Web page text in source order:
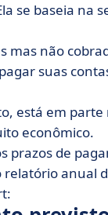
se baseia na
mas não
suas
está em parte
econômico.
de
anual